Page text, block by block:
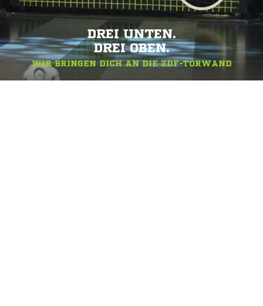
DREI UNTEN.
DREI OBEN.
WIR BRINGEN DICH AN DIE ZDF-TORWAND